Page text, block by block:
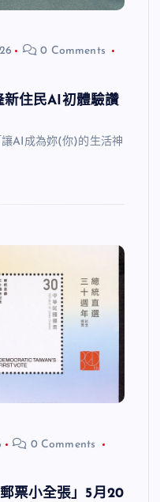
0 Comments
住民AI初體驗讚
AI成為妳(你)的生活神
0 Comments
票小全張」5月20